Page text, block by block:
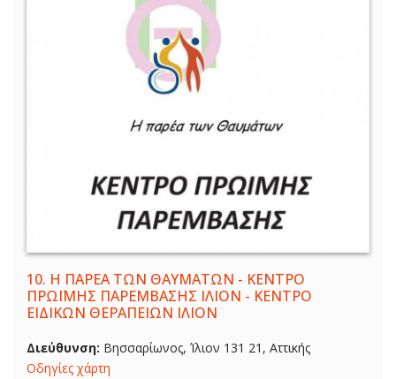
10. Η ΠΑΡΕΑ ΤΩΝ ΘΑΥΜΑΤΩΝ - ΚΕΝΤΡΟ
ΠΡΩΪΜΗΣ ΠΑΡΕΜΒΑΣΗΣ ΙΛΙΟΝ - ΚΕΝΤΡΟ
ΕΙΔΙΚΩΝ ΘΕΡΑΠΕΙΩΝ ΙΛΙΟΝ
Διεύθυνση: Βησσαρίωνος, Ίλιον 131 21, Αττικής
Οδηγίες χάρτη